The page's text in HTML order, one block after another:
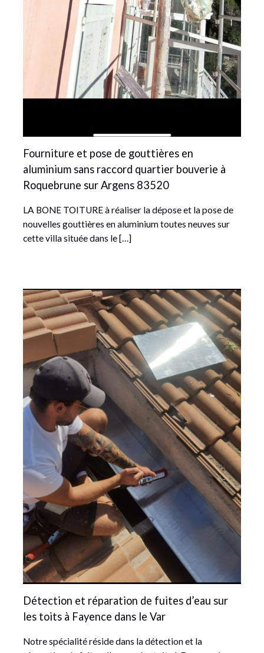
Fourniture et pose de gouttières en
aluminium sans raccord quartier bouverie à
Roquebrune sur Argens 83520
LA BONE TOITURE à réaliser la dépose et la pose de
nouvelles gouttières en aluminium toutes neuves sur
cette villa située dans le […]
Détection et réparation de fuites d’eau sur
les toits à Fayence dans le Var
Notre spécialité réside dans la détection et la